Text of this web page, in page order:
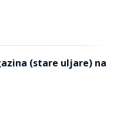
(stare uljare) na